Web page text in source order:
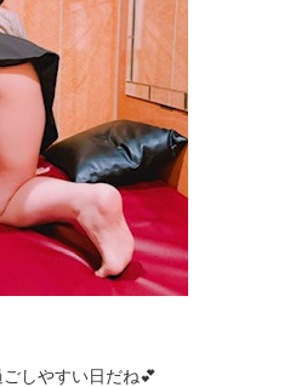
しやすい日だね💕︎